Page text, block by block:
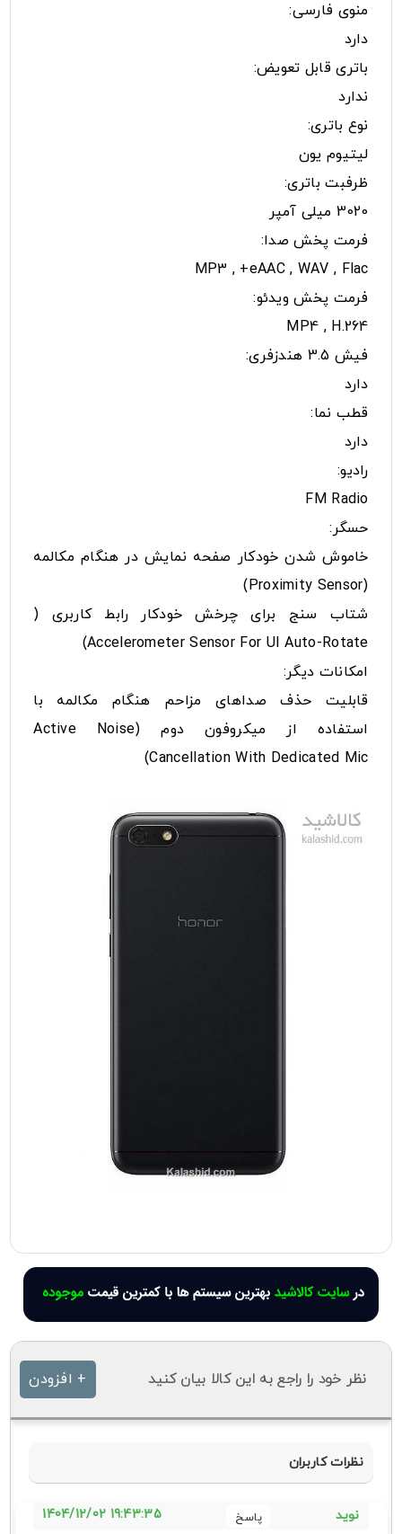
منوی فارسی:
دارد
باتری قابل تعویض:
ندارد
نوع باتری:
لیتیوم یون
ظرفبت باتری:
3020 میلی آمپر
فرمت پخش صدا:
MP3 , +eAAC , WAV , Flac
فرمت پخش ویدئو:
MP4 , H.264
فیش 3.5 هندزفری:
دارد
قطب نما:
دارد
رادیو:
FM Radio
حسگر:
خاموش شدن خودکار صفحه نمایش در هنگام مکالمه
(Proximity Sensor)
شتاب سنج برای چرخش خودکار رابط کاربری (
Accelerometer Sensor For UI Auto-Rotate)
امکانات دیگر:
قابلیت حذف صدا‌های مزاحم هنگام مکالمه با
استفاده از میکروفون دوم (Active Noise
Cancellation With Dedicated Mic)
نظر خود را راجع به این کالا بیان کنید + افزودن
نظرات کاربران
نوید 19:43:35 1404/12/02